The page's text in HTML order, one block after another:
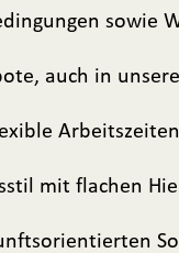
sowie
auch in
Arbeitszeiten
mit flachen